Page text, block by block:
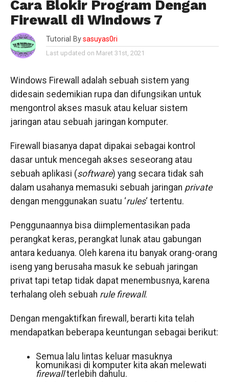
Cara Blokir Program Dengan
Firewall di Windows 7
Tutorial By sasuyas0ri
Last updated on Maret 31st, 2021
Windows Firewall adalah sebuah sistem yang
didesain sedemikian rupa dan difungsikan untuk
mengontrol akses masuk atau keluar sistem
jaringan atau sebuah jaringan komputer.
Firewall biasanya dapat dipakai sebagai kontrol
dasar untuk mencegah akses seseorang atau
sebuah aplikasi (software) yang secara tidak sah
dalam usahanya memasuki sebuah jaringan private
dengan menggunakan suatu ‘rules‘ tertentu.
Penggunaannya bisa diimplementasikan pada
perangkat keras, perangkat lunak atau gabungan
antara keduanya. Oleh karena itu banyak orang-orang
iseng yang berusaha masuk ke sebuah jaringan
privat tapi tetap tidak dapat menembusnya, karena
terhalang oleh sebuah rule firewall.
Dengan mengaktifkan firewall , berarti kita telah
mendapatkan beberapa keuntungan sebagai berikut:
Semua lalu lintas keluar masuknya
komunikasi di komputer kita akan melewati
firewallterlebih dahulu.